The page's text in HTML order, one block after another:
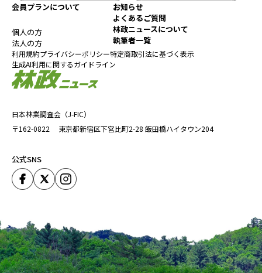
日本林業調査会（J-FIC）
〒162-0822
東京都新宿区下宮比町2-28 飯田橋ハイタウン204
公式SNS
会員プランについて
個人の方
法人の方
お知らせ
よくあるご質問
林政ニュースについて
執筆者一覧
利用規約プライバシーポリシー特定商取引法に基づく表示
生成AI利用に関するガイドライン